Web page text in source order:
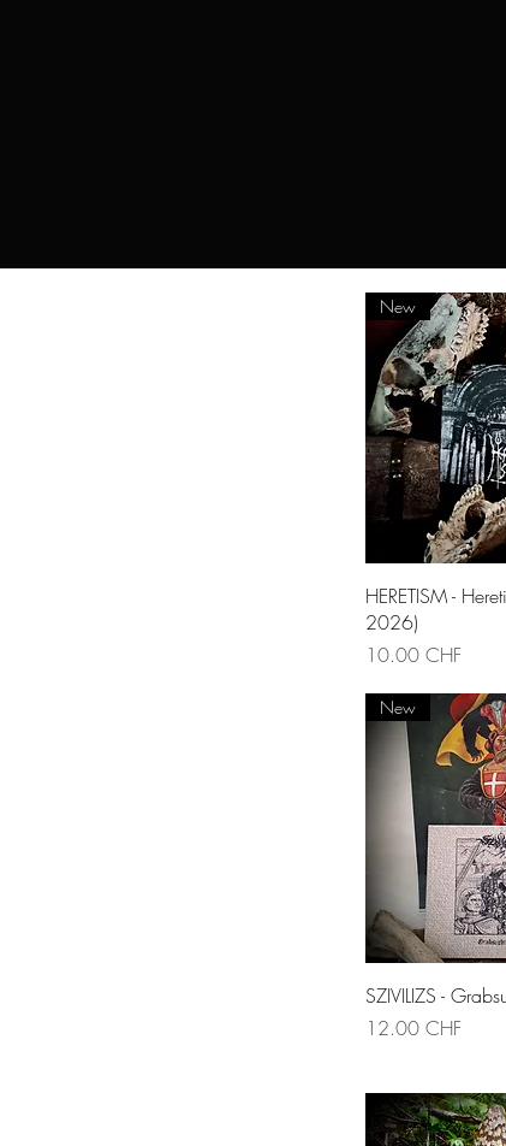
New
HERETISM -
2026)
Prix
10.00 CHF
New
SZIVILIZS -
Prix
12.00 CHF